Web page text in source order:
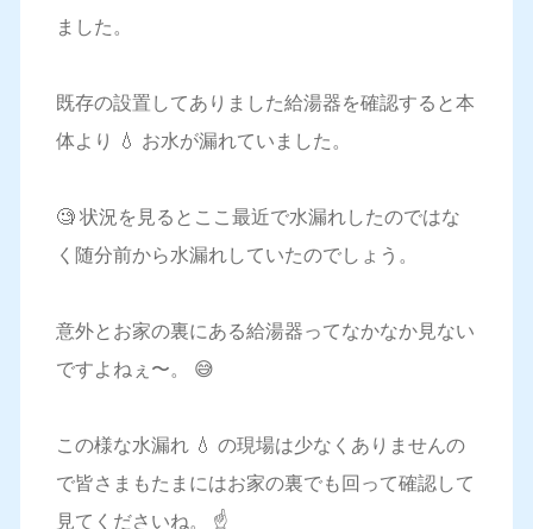
ました。
既存の設置してありました給湯器を確認すると本
体より 💧 お水が漏れていました。
🧐 状況を見るとここ最近で水漏れしたのではな
く随分前から水漏れしていたのでしょう。
意外とお家の裏にある給湯器ってなかなか見ない
ですよねぇ〜。 😅
この様な水漏れ 💧 の現場は少なくありませんの
で皆さまもたまにはお家の裏でも回って確認して
見てくださいね。 ☝️